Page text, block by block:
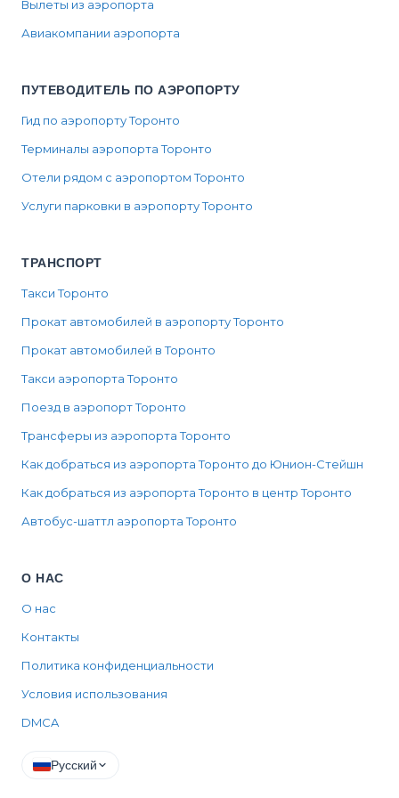
Вылеты из аэропорта
Авиакомпании аэропорта
ПУТЕВОДИТЕЛЬ ПО АЭРОПОРТУ
Гид по аэропорту Торонто
Терминалы аэропорта Торонто
Отели рядом с аэропортом Торонто
Услуги парковки в аэропорту Торонто
ТРАНСПОРТ
Такси Торонто
Прокат автомобилей в аэропорту Торонто
Прокат автомобилей в Торонто
Такси аэропорта Торонто
Поезд в аэропорт Торонто
Трансферы из аэропорта Торонто
Как добраться из аэропорта Торонто до Юнион-Стейшн
Как добраться из аэропорта Торонто в центр Торонто
Автобус-шаттл аэропорта Торонто
О НАС
О нас
Контакты
Политика конфиденциальности
Условия использования
DMCA
Русский